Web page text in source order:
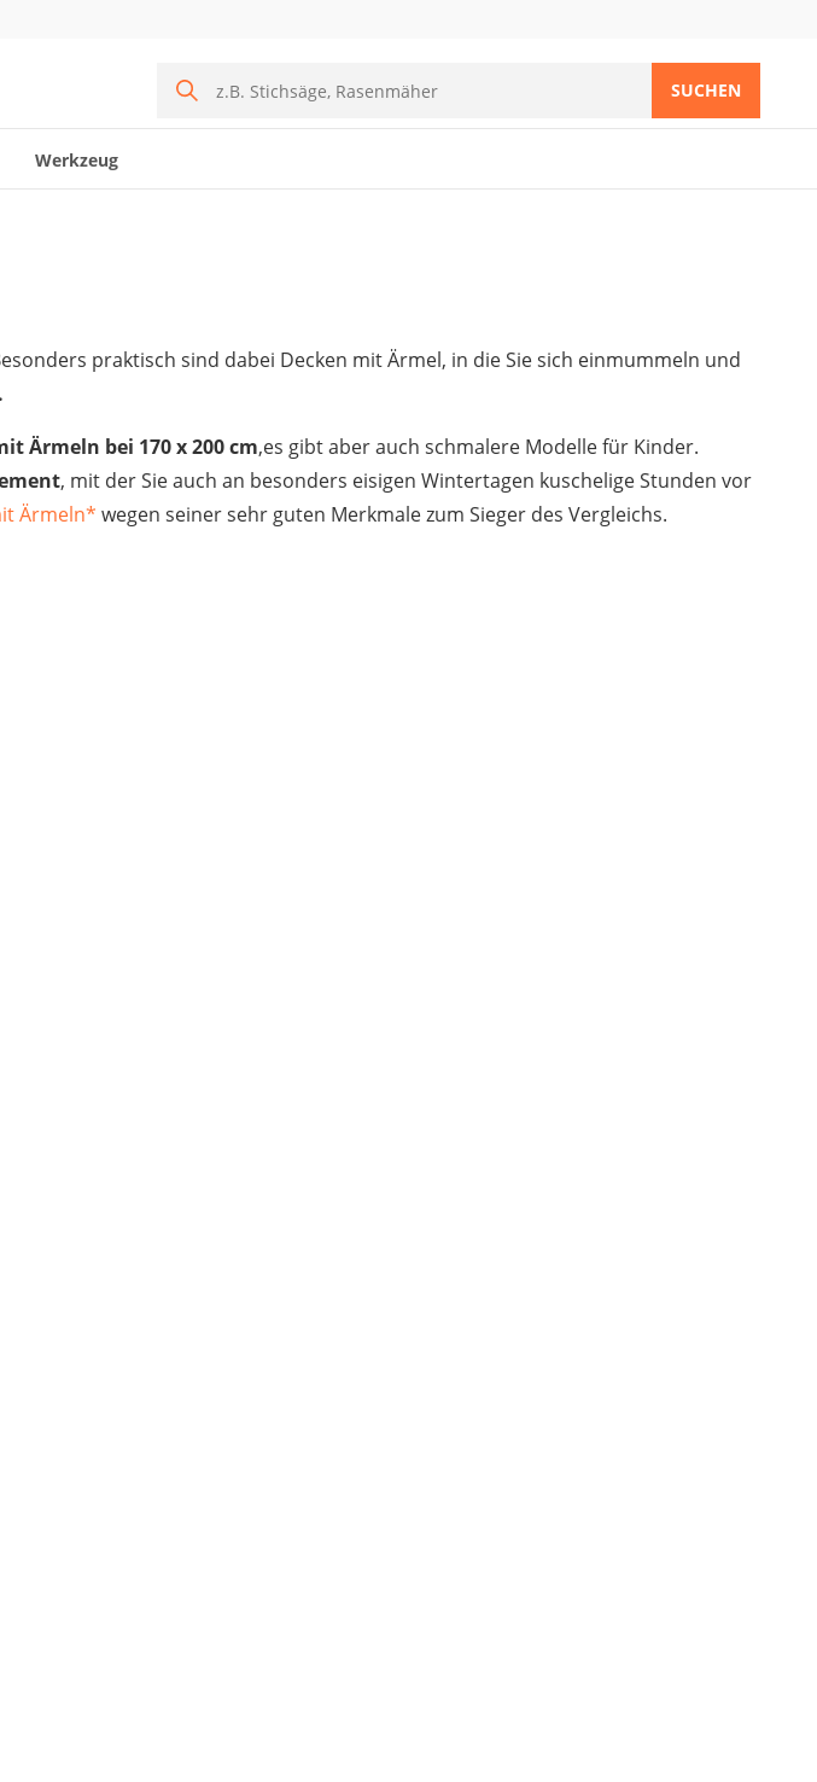
SUCHEN
Werkzeug
praktisch sind dabei Decken mit Ärmel, in die Sie sich einmummeln und
Ärmeln bei 170 x 200 cm,es gibt aber auch schmalere Modelle für Kinder.
, mit der Sie auch an besonders eisigen Wintertagen kuschelige Stunden vor
Ärmeln* wegen seiner sehr guten Merkmale zum Sieger des Vergleichs.